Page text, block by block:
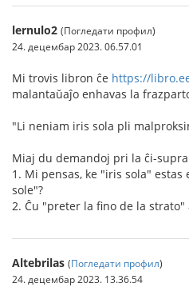
lernulo2 (Погледати профил)
24. децембар 2023. 06.57.01
Mi trovis libron ĉe https://
malantaŭaĵo enhavas la
"Li neniam iris sola pli
Miaj du demandoj pri la ĉi-
1. Mi pensas, ke "iris sola"
sole"?
2. Ĉu "preter la fino de la strato"
Altebrilas (Погледати профил)
24. децембар 2023. 13.36.54